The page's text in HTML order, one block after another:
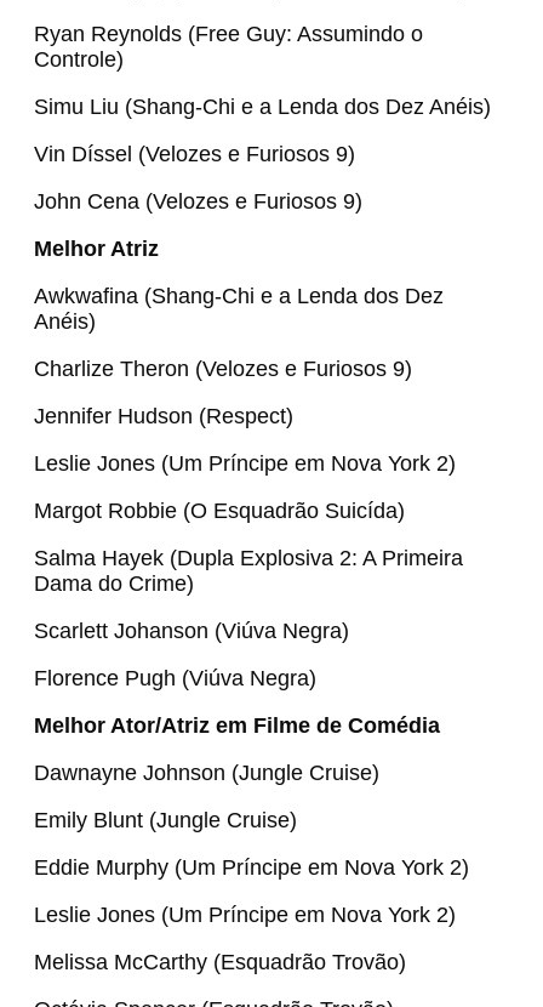
Ryan Reynolds (Free Guy: Assumindo o
Controle)
Simu Liu (Shang-Chi e a Lenda dos Dez Anéis)
Vin Díssel (Velozes e Furiosos 9)
John Cena (Velozes e Furiosos 9)
Melhor Atriz
Awkwafina (Shang-Chi e a Lenda dos Dez
Anéis)
Charlize Theron (Velozes e Furiosos 9)
Jennifer Hudson (Respect)
Leslie Jones (Um Príncipe em Nova York 2)
Margot Robbie (O Esquadrão Suicída)
Salma Hayek (Dupla Explosiva 2: A Primeira
Dama do Crime)
Scarlett Johanson (Viúva Negra)
Florence Pugh (Viúva Negra)
Melhor Ator/Atriz em Filme de Comédia
Dawnayne Johnson (Jungle Cruise)
Emily Blunt (Jungle Cruise)
Eddie Murphy (Um Príncipe em Nova York 2)
Leslie Jones (Um Príncipe em Nova York 2)
Melissa McCarthy (Esquadrão Trovão)